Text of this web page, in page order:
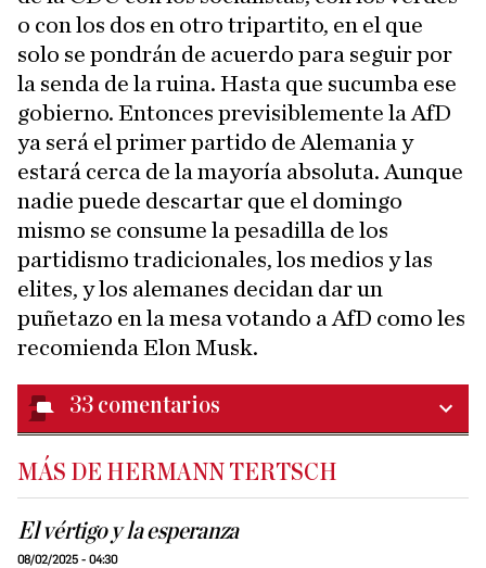
o con los dos en otro tripartito, en el que
solo se pondrán de acuerdo para seguir por
la senda de la ruina. Hasta que sucumba ese
gobierno. Entonces previsiblemente la AfD
ya será el primer partido de Alemania y
estará cerca de la mayoría absoluta. Aunque
nadie puede descartar que el domingo
mismo se consume la pesadilla de los
partidismo tradicionales, los medios y las
elites, y los alemanes decidan dar un
puñetazo en la mesa votando a AfD como les
recomienda Elon Musk.
33 comentarios
MÁS DE HERMANN TERTSCH
El vértigo y la esperanza
08/02/2025 - 04:30